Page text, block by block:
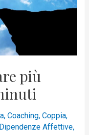
più
, Coaching, Coppia,
Dipendenze Affettive,